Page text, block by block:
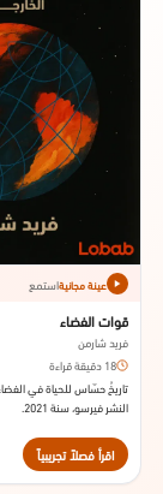
عينة مجانيةاستمع
قوات الفضاء
فريد شارمن
18 دقيقة قراءة
تاريخُ حسّاس للحياة في
النشر فيرسو، سنة 2021.
اقرأ فصلاً تجريبياً